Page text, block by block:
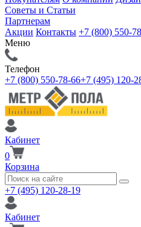
Советы и Статьи
Партнерам
Акции Контакты +7 (800) 550-
Меню
Телефон
+7 (800) 550-78-66+7 (495) 120-
Кабинет
0
Корзина
+7 (495) 120-28-19
Кабинет